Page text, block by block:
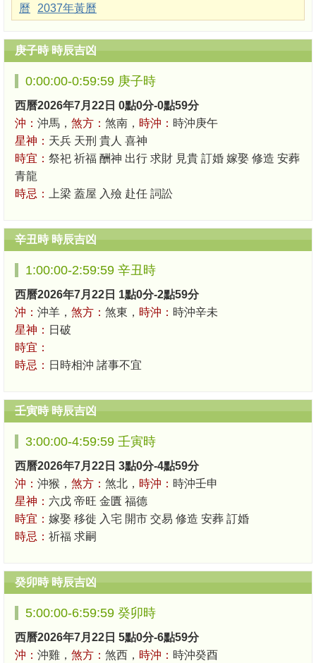
曆
2037年黃曆
庚子時 時辰吉凶
0:00:00-0:59:59 庚子時
西曆2026年7月22日 0點0分-0點59分
沖： 沖馬， 煞方： 煞南， 時沖： 時沖庚午
星神： 天兵 天刑 貴人 喜神
時宜： 祭祀 祈福 酬神 出行 求財 見貴 訂婚 嫁娶 修造 安葬
青龍
時忌：
上梁 蓋屋 入殮 赴任 詞訟
辛丑時 時辰吉凶
1:00:00-2:59:59 辛丑時
西曆2026年7月22日 1點0分-2點59分
沖： 沖羊， 煞方： 煞東， 時沖： 時沖辛未
星神： 日破
時宜：
時忌： 日時相沖 諸事不宜
壬寅時 時辰吉凶
3:00:00-4:59:59 壬寅時
西曆2026年7月22日 3點0分-4點59分
沖： 沖猴， 煞方： 煞北， 時沖： 時沖壬申
星神： 六戊 帝旺 金匱 福德
時宜： 嫁娶 移徙 入宅 開市 交易 修造 安葬 訂婚
時忌： 祈福 求嗣
癸卯時 時辰吉凶
5:00:00-6:59:59 癸卯時
西曆2026年7月22日 5點0分-6點59分
沖： 沖雞， 煞方： 煞西， 時沖： 時沖癸酉